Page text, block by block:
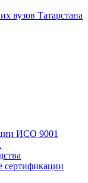
вузов Татарстана
ИСО 9001
сертификации